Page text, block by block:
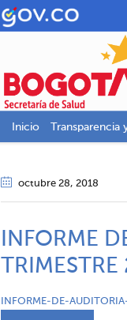
Inicio
octubre 28, 2018
INFORME
INFORME-DE-